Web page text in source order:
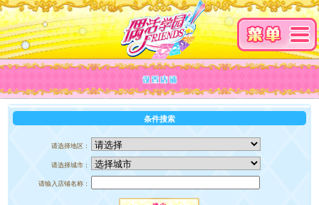
条件搜索
请选择地区：
请选择城市：
请输入店铺名称：